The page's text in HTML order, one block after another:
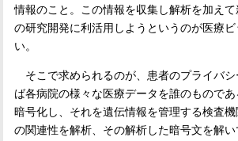
情報のこと。この情報を収集し解析を加え
の研究開発に利活用しようというのが医療
い。
そこで求められるのが、患者のプライバシ
ば各病院の様々な医療データを誰のもので
暗号化し、それを遺伝情報を管理する検査
の関連性を解析、その解析した暗号文を解